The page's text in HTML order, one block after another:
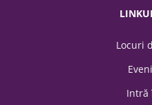
Locuri
Intră